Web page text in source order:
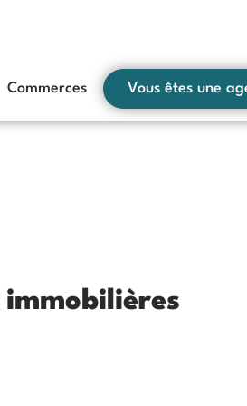
Commerces Vous êtes une
immobilières